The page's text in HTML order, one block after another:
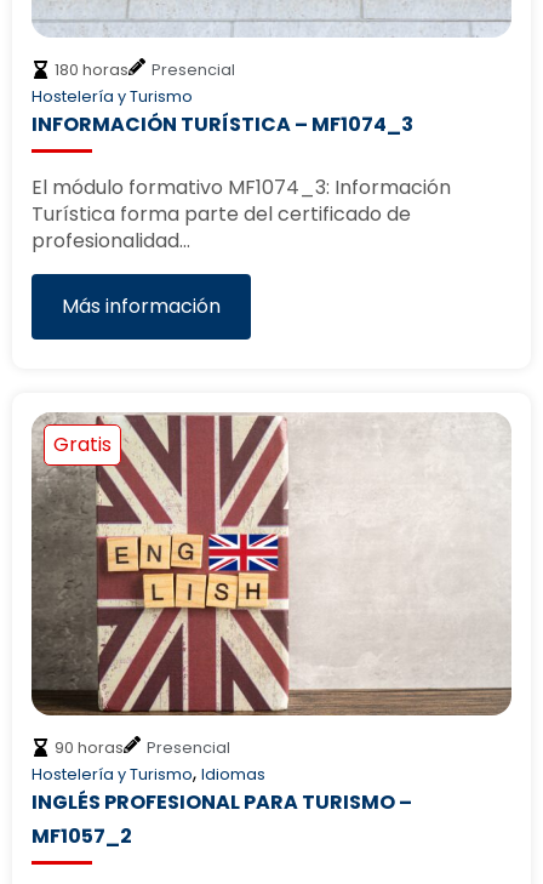
180 horas
Presencial
Hostelería y Turismo
INFORMACIÓN TURÍSTICA – MF1074_3
El módulo formativo MF1074_3: Información
Turística forma parte del certificado de
profesionalidad…
Más información
Gratis
90 horas
Presencial
Hostelería y Turismo, Idiomas
INGLÉS PROFESIONAL PARA TURISMO –
MF1057_2